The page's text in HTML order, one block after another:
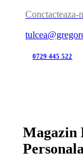
Conctacteaza-
0729 445 522
Magazin